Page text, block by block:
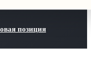
позиция